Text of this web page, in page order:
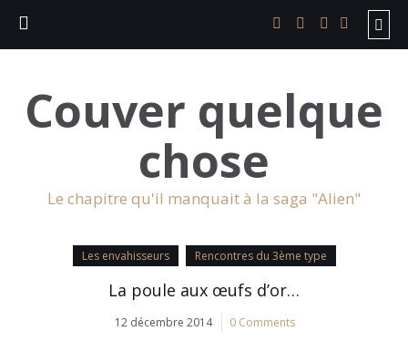
Couver quelque
chose
Le chapitre qu'il manquait à la saga "Alien"
Les envahisseurs Rencontres du 3ème type
La poule aux œufs d’or…
12 décembre 2014 0 Comments